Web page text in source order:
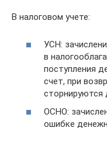
В налоговом учете:
УСН:
в
поступления
счет, при
сторнируются
ОСНО:
ошибке